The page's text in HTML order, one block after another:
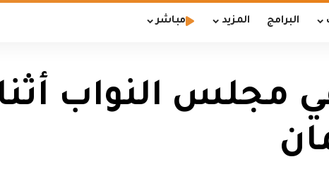
البرامج المزيد مباشر
مجلس النواب